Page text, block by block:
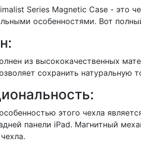
Series Magnetic Case - это
особенностями. Вот
из высококачественных
сохранить натуральную
этого чехла
панели iPad. Магнитный